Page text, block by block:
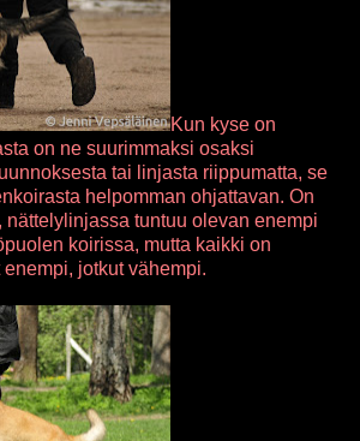
Kun kyse on
on ne suurimmaksi osaksi
tai linjasta riippumatta, se
helpomman ohjattavan. On
nättelylinjassa tuntuu olevan enempi
koirissa, mutta kaikki on
jotkut vähempi.